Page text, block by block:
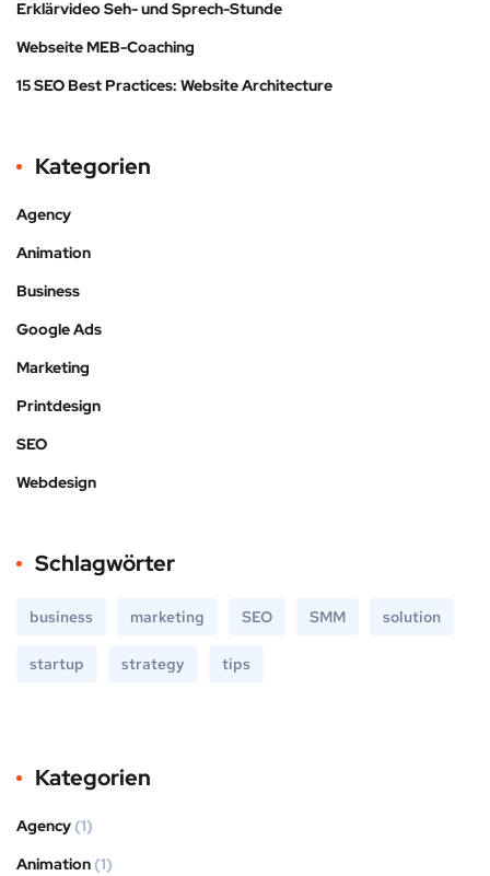
Erklärvideo Seh- und Sprech-Stunde
Webseite MEB-Coaching
15 SEO Best Practices: Website Architecture
Kategorien
Agency
Animation
Business
Google Ads
Marketing
Printdesign
SEO
Webdesign
Schlagwörter
business marketing SEO SMM solution
startup strategy tips
Kategorien
Agency (1)
Animation (1)